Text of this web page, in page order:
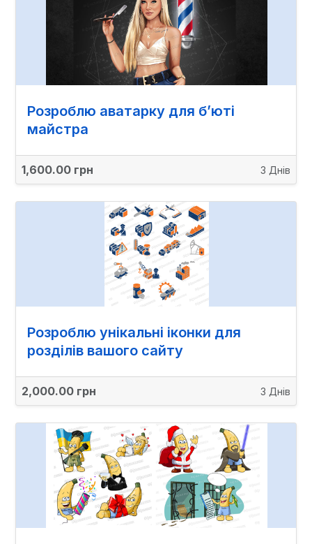
Розроблю аватарку для б’юті
майстра
1,600.00 грн 3 Днів
Розроблю унікальні іконки для
розділів вашого сайту
2,000.00 грн 3 Днів